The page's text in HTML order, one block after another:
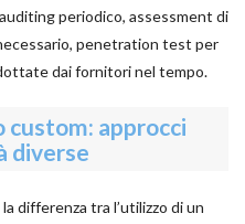
periodico, assessment di
penetration test per
dai fornitori nel tempo.
custom: approcci
diverse
differenza tra l’utilizzo di un